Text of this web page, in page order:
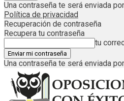
Una contraseña te será enviada
Política de privacidad
Recuperación de contraseña
Recupera tu contraseña
tu
Una contraseña te será enviada